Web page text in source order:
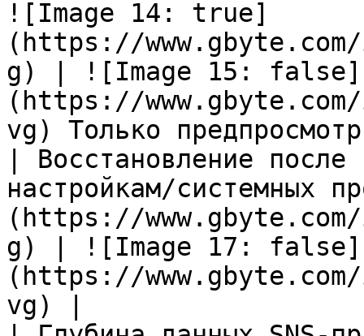
![Image 14: true]
(https://
g) | ![Image 15: false]
(https://
vg) Только
| Восстановление
настройкам/
(https://
g) | ![Image 17: false]
(https://
vg) |